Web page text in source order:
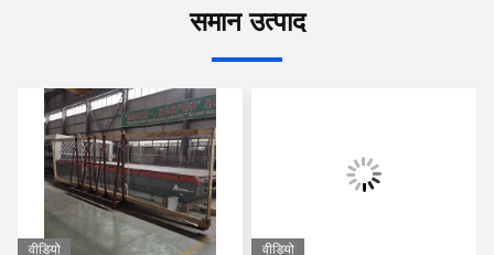
समान उत्पाद
वीडियो वीडियो